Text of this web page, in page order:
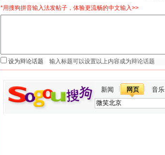
*用搜狗拼音输入法发帖子，体验更流畅的中文输入>>
设为辩论话题
新闻 网页 音乐